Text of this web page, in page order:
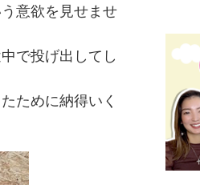
意欲を見せませ
で投げ出してし
ために納得いく